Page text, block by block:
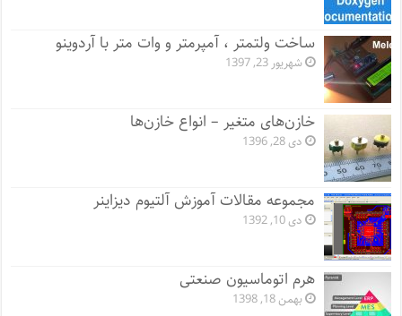
ساخت ولتمتر ، آمپرمتر و وات متر با آردوینو
شهریور 23, 1397
خازن‌های متغیر – انواع خازن‌ها
دی 28, 1396
مجموعه مقالات آموزش آلتیوم دیزاینر
دی 10, 1392
هرم اتوماسیون صنعتی
بهمن 18, 1398